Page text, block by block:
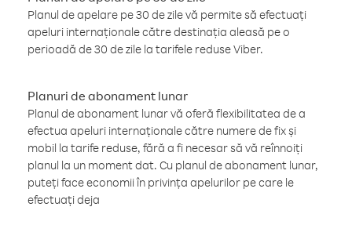
Planul de apelare pe 30 de zile vă permite să efectuați
apeluri internaționale către destinația aleasă pe o
perioadă de 30 de zile la tarifele reduse Viber.
Planuri de abonament lunar
Planul de abonament lunar vă oferă flexibilitatea de a
efectua apeluri internaționale către numere de fix și
mobil la tarife reduse, fără a fi necesar să vă reînnoiți
planul la un moment dat. Cu planul de abonament lunar,
puteți face economii în privința apelurilor pe care le
efectuați deja